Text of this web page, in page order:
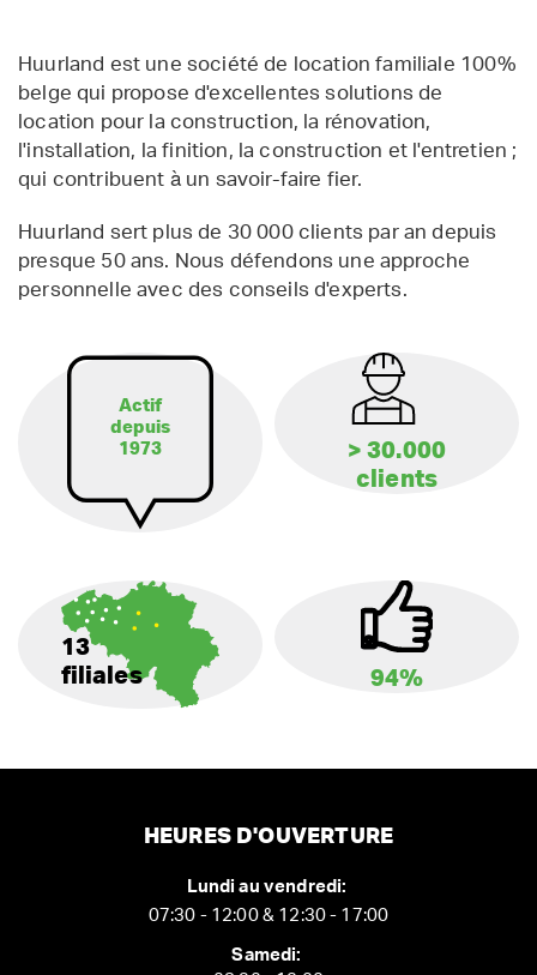
Huurland est une société de location familiale 100%
belge qui propose d'excellentes solutions de
location pour la construction, la rénovation,
l'installation, la finition, la construction et l'entretien ;
qui contribuent à un savoir-faire fier.
Huurland sert plus de 30 000 clients par an depuis
presque 50 ans. Nous défendons une approche
personnelle avec des conseils d'experts.
Actif
depuis
1973
> 30.000
clients
13
filiales
94%
HEURES D'OUVERTURE
Lundi au vendredi:
07:30 - 12:00 & 12:30 - 17:00
Samedi: